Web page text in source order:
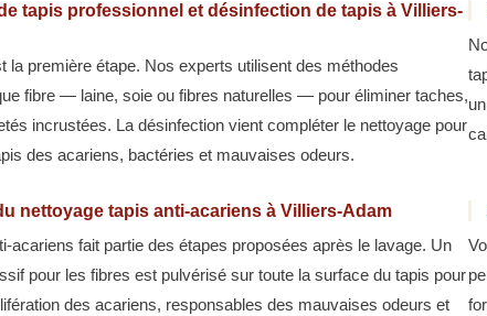
tapis professionnel et désinfection de tapis à Villiers-
la première étape. Nos experts utilisent des méthodes
fibre — laine, soie ou fibres naturelles — pour éliminer taches,
incrustées. La désinfection vient compléter le nettoyage pour
des acariens, bactéries et mauvaises odeurs.
nettoyage tapis anti-acariens à Villiers-Adam
acariens fait partie des étapes proposées après le lavage. Un
pour les fibres est pulvérisé sur toute la surface du tapis pour
des acariens, responsables des mauvaises odeurs et